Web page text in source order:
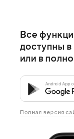
Все
доступны
или в
Полная версия